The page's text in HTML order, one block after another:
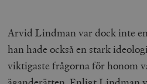
Arvid Lindman var dock inte
han hade också en stark
viktigaste frågorna för honom